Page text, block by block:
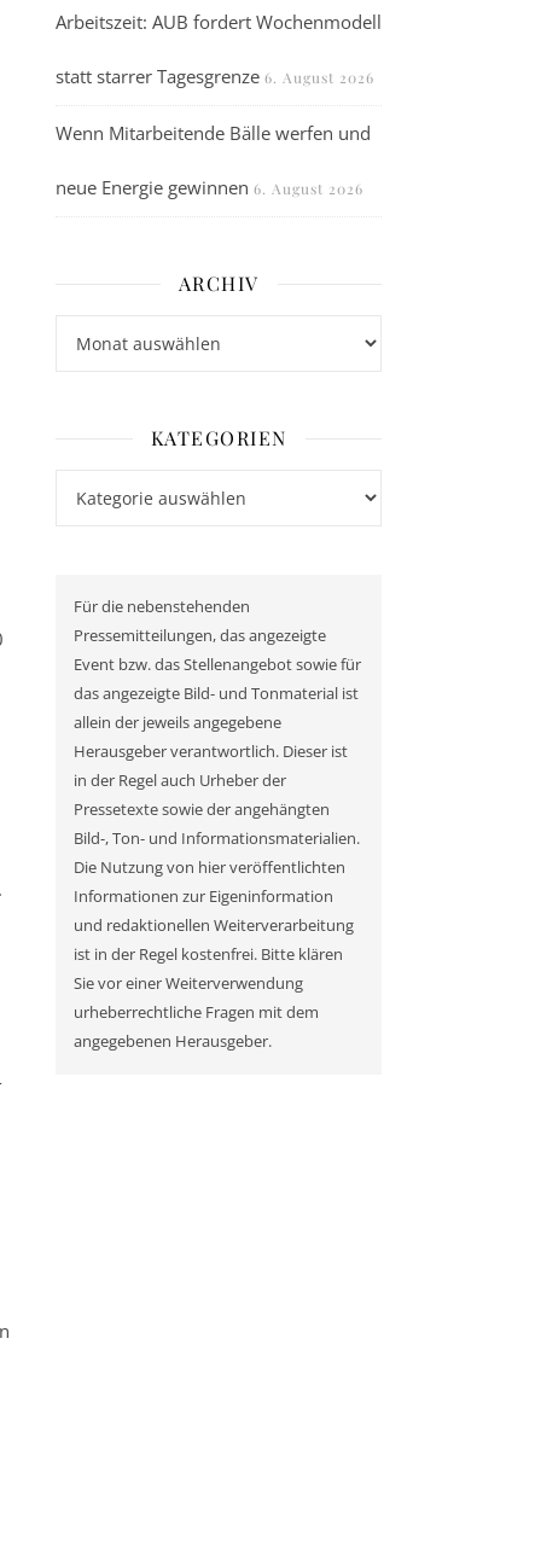
Arbeitszeit: AUB fordert Wochenmodell
statt starrer Tagesgrenze 6. August 2026
Wenn Mitarbeitende Bälle werfen und
neue Energie gewinnen 6. August 2026
ARCHIV
KATEGORIEN
Für die nebenstehenden
Pressemitteilungen, das angezeigte
Event bzw. das Stellenangebot sowie für
das angezeigte Bild- und Tonmaterial ist
allein der jeweils angegebene
Herausgeber verantwortlich. Dieser ist
in der Regel auch Urheber der
Pressetexte sowie der angehängten
Bild-, Ton- und Informationsmaterialien.
Die Nutzung von hier veröffentlichten
Informationen zur Eigeninformation
und redaktionellen Weiterverarbeitung
ist in der Regel kostenfrei. Bitte klären
Sie vor einer Weiterverwendung
urheberrechtliche Fragen mit dem
angegebenen Herausgeber.